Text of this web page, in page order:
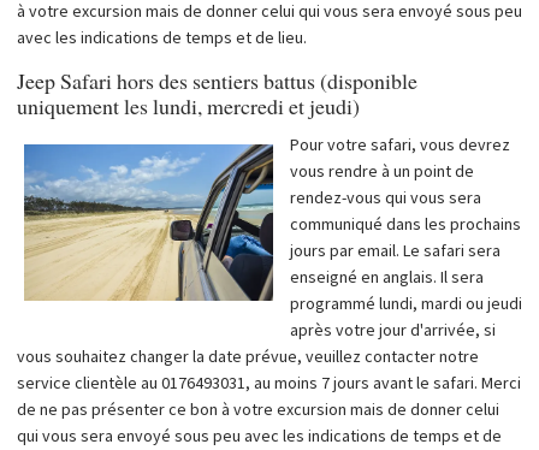
à votre excursion mais de donner celui qui vous sera envoyé sous peu
avec les indications de temps et de lieu.
Jeep Safari hors des sentiers battus (disponible
uniquement les lundi, mercredi et jeudi)
Pour votre safari, vous devrez
vous rendre à un point de
rendez-vous qui vous sera
communiqué dans les prochains
jours par email. Le safari sera
enseigné en anglais. Il sera
programmé lundi, mardi ou jeudi
après votre jour d'arrivée, si
vous souhaitez changer la date prévue, veuillez contacter notre
service clientèle au 0176493031, au moins 7 jours avant le safari. Merci
de ne pas présenter ce bon à votre excursion mais de donner celui
qui vous sera envoyé sous peu avec les indications de temps et de